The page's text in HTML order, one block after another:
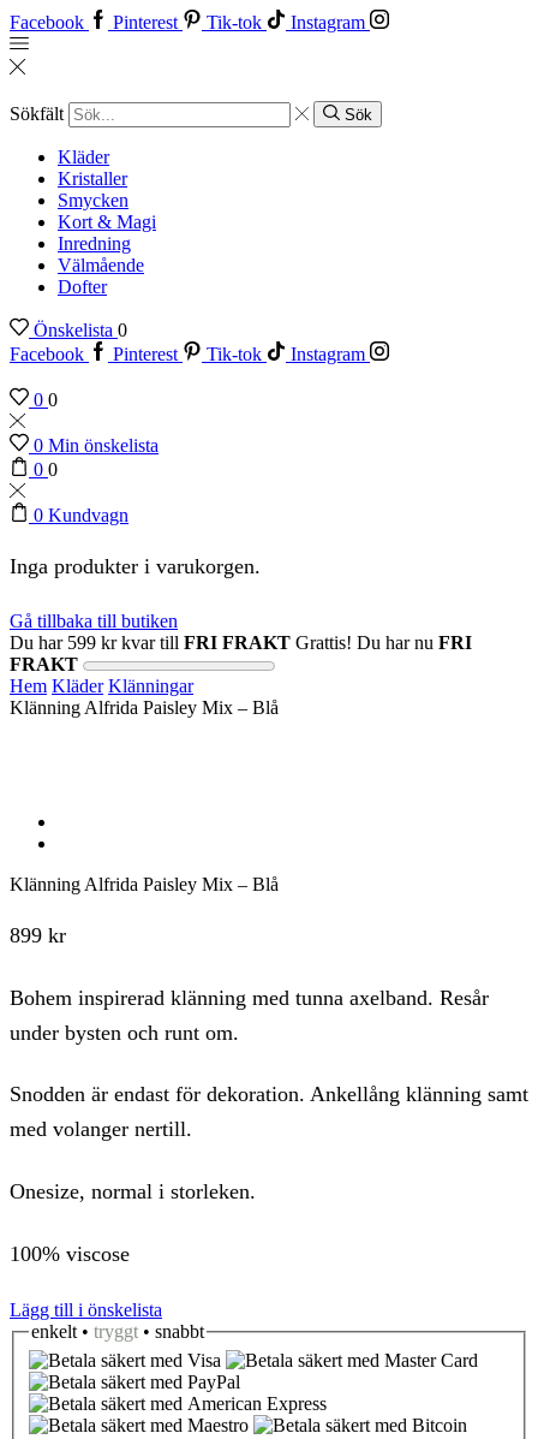
Facebook Pinterest Tik-tok Instagram
Sökfält Sök
Kläder
Kristaller
Smycken
Kort & Magi
Inredning
Välmående
Dofter
Önskelista 0
Facebook
Pinterest Tik-tok Instagram
0 0
0 Min önskelista
0 0
0 Kundvagn
Inga produkter i varukorgen.
Gå tillbaka till butiken
Du har 599 krkvar till FRI FRAKT Grattis! Du har nu FRI
FRAKT
Hem Kläder Klänningar
Klänning Alfrida Paisley Mix – Blå
Klänning Alfrida Paisley Mix – Blå
899 kr
Bohem inspirerad klänning med tunna axelband. Resår
under bysten och runt om.
Snodden är endast för dekoration. Ankellång klänning samt
med volanger nertill.
Onesize, normal i storleken.
100% viscose
Lägg till i önskelista
enkelt • tryggt • snabbt